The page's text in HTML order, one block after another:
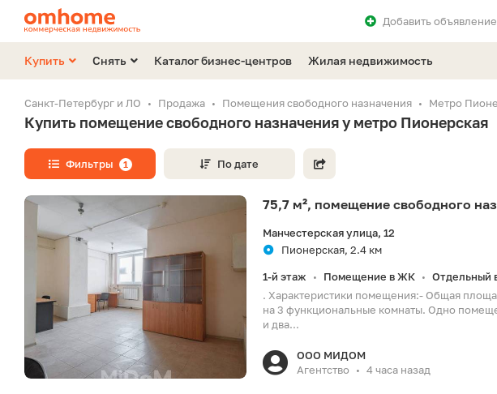
Добавитьобъявление
Купить Снять Каталог бизнес-центров Жилая недвижимость
Санкт-Петербург и ЛО Продажа Помещения свободного назначения Метро
Купить помещение свободного назначения у метро Пионерская
Фильтры 1 По дате
75,7 м², помещение свободного
Манчестерская улица, 12
Пионерская, 2.4 км
1-й этаж • Помещение в ЖК • Отдельный
. Характеристики помещения:- Общая
на 3 функциональные комнаты. Одно
и два...
ООО МИДОМ
Агентство
• 4 часа назад